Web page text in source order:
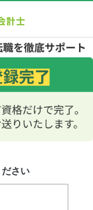
さい